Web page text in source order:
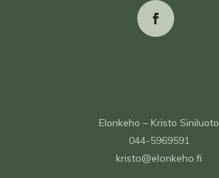
Elonkeho – Kristo Siniluoto
044-5969591
kristo@elonkeho.fi